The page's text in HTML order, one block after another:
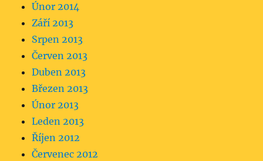
Únor 2014
Září 2013
Srpen 2013
Červen 2013
Duben 2013
Březen 2013
Únor 2013
Leden 2013
Říjen 2012
Červenec 2012